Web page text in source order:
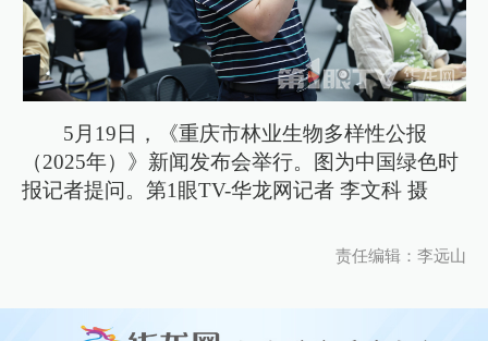
5月19日，《重庆市林业生物多样性公报
（2025年）》新闻发布会举行。图为中国绿色时
报记者提问。第1眼TV-华龙网记者 李文科 摄
责任编辑：李远山